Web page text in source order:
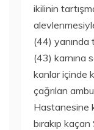
ikilinin
(44) yanında
(43) karnına
kanlar içinde
çağrılan
Hastanesine
bırakıp